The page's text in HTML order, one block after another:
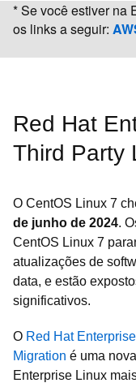
* Se você estiver na
os links a seguir:
Red Hat
Third Party
O CentOS Linux 7
de junho de 2024.
CentOS Linux 7
atualizações de
data, e estão
significativos.
O Red Hat
Migration é uma
Enterprise Linux